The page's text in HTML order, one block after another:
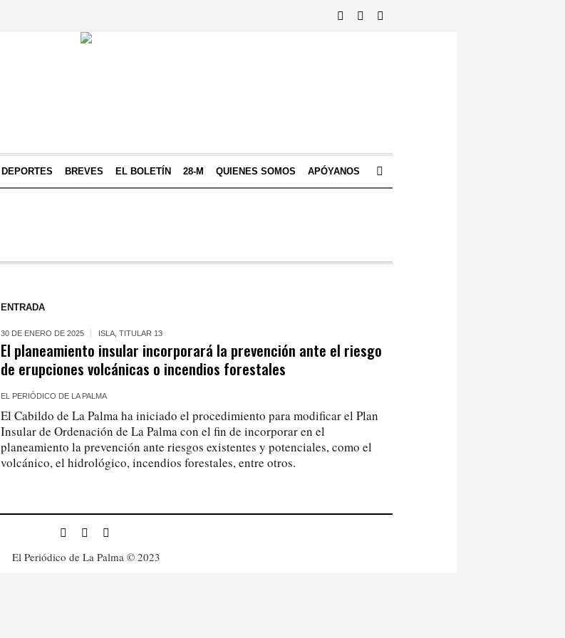
DEPORTES BREVES EL BOLETÍN 28-M QUIENES SOMOS APÓYANOS
ENTRADA
30 DE ENERO DE 2025 ISLA ,TITULAR 13
El planeamiento insular incorporará la prevención ante el riesgo
de erupciones volcánicas o incendios forestales
EL PERIÓDICO DE LA PALMA
El Cabildo de La Palma ha iniciado el procedimiento para modificar el Plan
Insular de Ordenación de La Palma con el fin de incorporar en el
planeamiento la prevención ante riesgos existentes y potenciales, como el
volcánico, el hidrológico, incendios forestales, entre otros.
El Periódico de La Palma © 2023